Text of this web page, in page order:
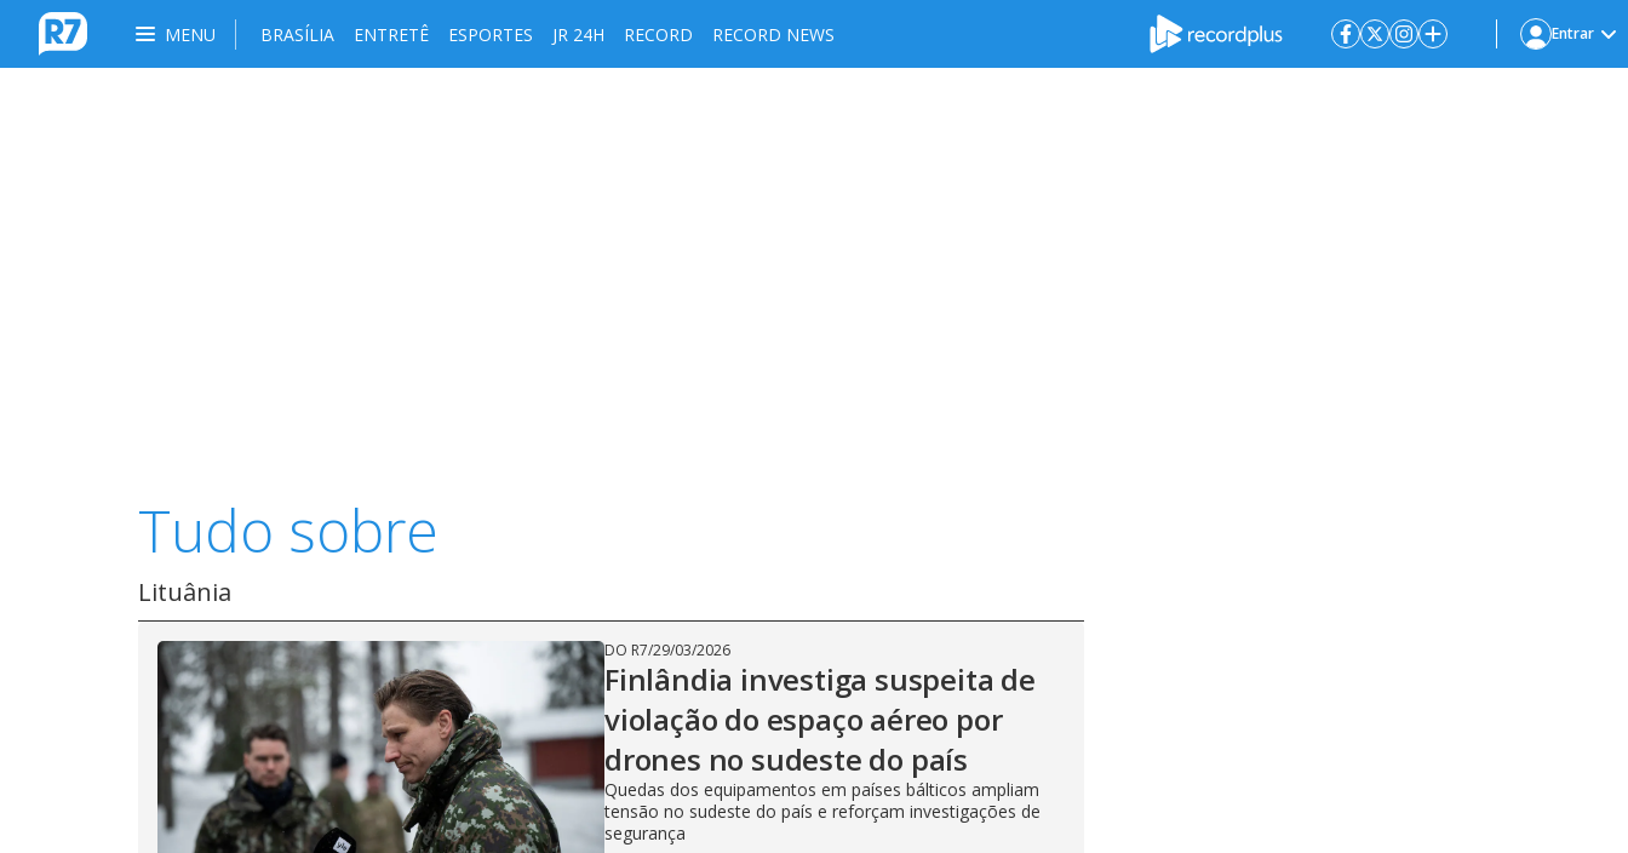
MENU BRASÍLIA ENTRETÊ ESPORTES JR 24H RECORD RECORD NEWS Entrar
Tudo sobre
Lituânia
DO R7/29/03/2026
Finlândia investiga suspeita de
violação do espaço aéreo por
drones no sudeste do país
Quedas dos equipamentos em países bálticos ampliam
tensão no sudeste do país e reforçam investigações de
segurança